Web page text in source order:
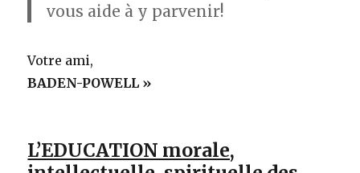
vous aide à y parvenir!
Votre ami,
BADEN-POWELL »
L’EDUCATION morale,